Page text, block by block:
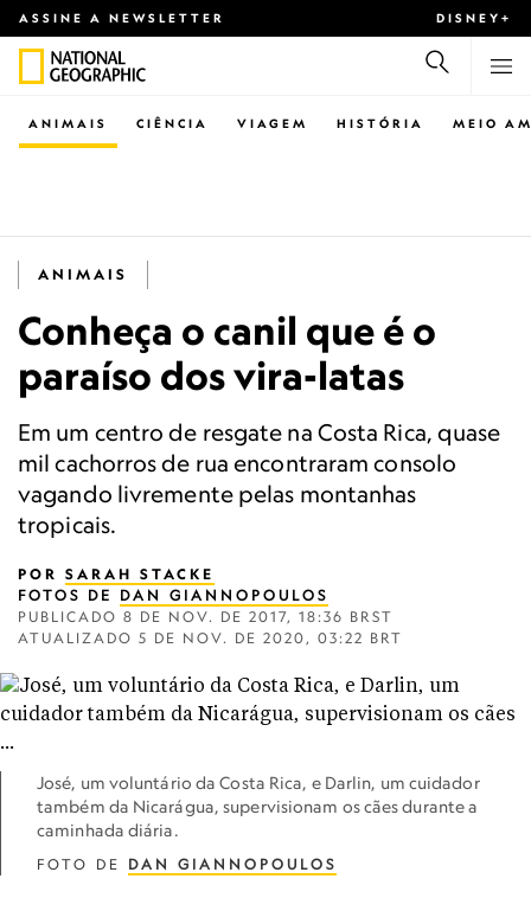
ASSINE A NEWSLETTER DISNEY+
CIÊNCIA VIAGEM
ANIMAIS HISTÓRIA MEIO
ANIMAIS
Conheça o canil que é o
paraíso dos vira-latas
Em um centro de resgate na Costa Rica, quase
mil cachorros de rua encontraram consolo
vagando livremente pelas montanhas
tropicais.
POR SARAH STACKE
FOTOS DE DAN GIANNOPOULOS
PUBLICADO 8 DE NOV. DE 2017, 18:36 BRST
ATUALIZADO 5 DE NOV. DE 2020, 03:22 BRT
José, um voluntário da Costa Rica, e Darlin, um cuidador
também da Nicarágua, supervisionam os cães durante a
caminhada diária.
FOTO DE DAN GIANNOPOULOS